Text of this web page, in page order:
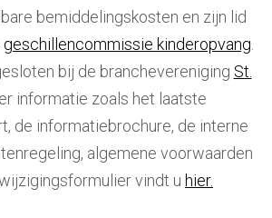
bemiddelingskosten en zijn lid
geschillencommissie kinderopvang
bij de branchevereniging St.
informatie zoals het laatste
de informatiebrochure, de interne
algemene voorwaarden
vindt u hier.